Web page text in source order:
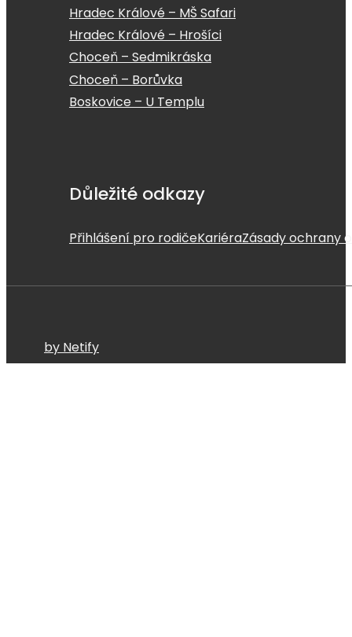
Hradec Králové – MŠ Safari
Hradec Králové – Hrošíci
Choceň – Sedmikráska
Choceň – Borůvka
Boskovice – U Templu
Důležité odkazy
Přihlášení pro rodičeKariéraZásady ochrany
by Netify